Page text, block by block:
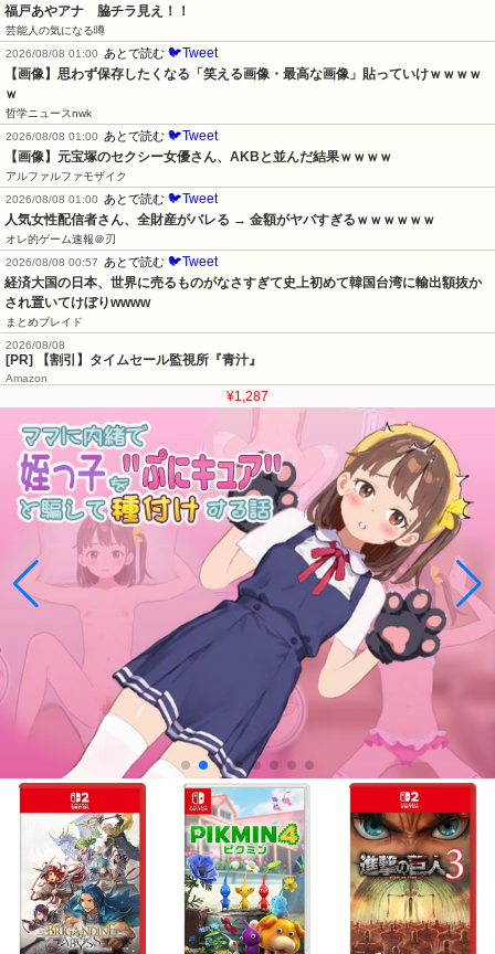
福戸あやアナ　脇チラ見え！！
芸能人の気になる噂
2026/08/08 01:00
あとで読む 🐦Tweet
【画像】思わず保存したくなる「笑える画像・最高な画像」貼っていけｗｗｗｗ
ｗ
哲学ニュースnwk
2026/08/08 01:00
あとで読む 🐦Tweet
【画像】元宝塚のセクシー女優さん、AKBと並んだ結果ｗｗｗｗ
アルファルファモザイク
2026/08/08 01:00
あとで読む 🐦Tweet
人気女性配信者さん、全財産がバレる → 金額がヤバすぎるｗｗｗｗｗｗ
オレ的ゲーム速報＠刃
2026/08/08 00:57
あとで読む 🐦Tweet
経済大国の日本、世界に売るものがなさすぎて史上初めて韓国台湾に輸出額抜か
され置いてけぼりwwww
まとめブレイド
2026/08/08
[PR] 【割引】タイムセール監視所『青汁』
Amazon
¥1,287